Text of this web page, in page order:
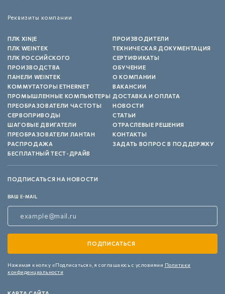
Реквизиты компании
ПЛК XINJE
ПЛК WEINTEK
ПЛК РОССИЙСКОГО
ПРОИЗВОДСТВА
ПАНЕЛИ WEINTEK
КОММУТАТОРЫ ETHERNET
ПРОМЫШЛЕННЫЕ КОМПЬЮТЕРЫ
ПРЕОБРАЗОВАТЕЛИ ЧАСТОТЫ
СЕРВОПРИВОДЫ
ШАГОВЫЕ ДВИГАТЕЛИ
ПРЕОБРАЗОВАТЕЛИ ЛАНТАН
РАСПРОДАЖА
БЕСПЛАТНЫЙ ТЕСТ-ДРАЙВ
ПРОИЗВОДИТЕЛИ
ТЕХНИЧЕСКАЯ ДОКУМЕНТАЦИЯ
СЕРТИФИКАТЫ
ОБУЧЕНИЕ
О КОМПАНИИ
ВАКАНСИИ
ДОСТАВКА И ОПЛАТА
НОВОСТИ
СТАТЬИ
ОТРАСЛЕВЫЕ РЕШЕНИЯ
КОНТАКТЫ
ЗАДАТЬ ВОПРОС В ПОДДЕРЖКУ
ПОДПИСАТЬСЯ НА НОВОСТИ
ВАШ E-MAIL
Нажимая кнопку «Подписаться», я соглашаюсь с условиями Политики
конфиденциальности